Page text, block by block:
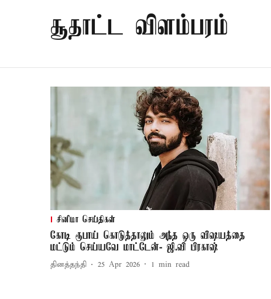
சூதாட்ட விளம்பரம்
சினிமா செய்திகள்
கோடி ரூபாய் கொடுத்தாலும் அந்த ஒரு விஷயத்தை
மட்டும் செய்யவே மாட்டேன்- ஜி.வி பிரகாஷ்
தினத்தந்தி 25 Apr 2026 1 min read